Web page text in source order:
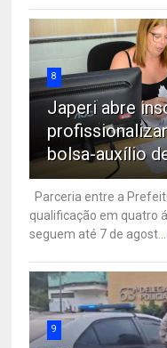
8
Japeri abre
bolsa-auxílio
Parceria entre a
qualificação em quatro
seguem até 7 de agost...
9